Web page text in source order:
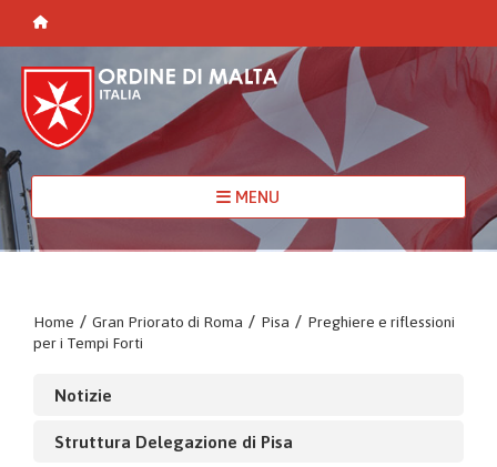
MENU
Home / Gran Priorato di Roma / Pisa / Preghiere e riflessioni
per i Tempi Forti
Notizie
Struttura Delegazione di Pisa